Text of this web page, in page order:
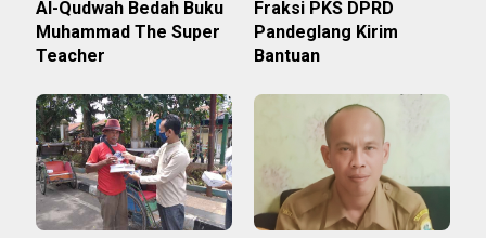
Al-Qudwah Bedah Buku
Muhammad The Super
Teacher
Fraksi PKS DPRD
Pandeglang Kirim
Bantuan